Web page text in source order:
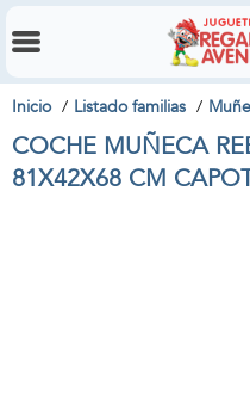
Inicio Listado familias
COCHE MUÑECA
81X42X68 CM